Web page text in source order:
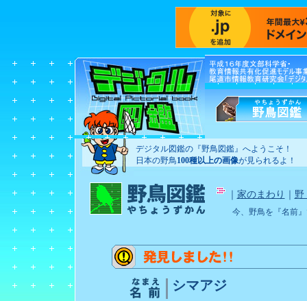
デジタル図鑑の『野鳥図鑑』へようこそ！
日本の野鳥100種以上の画像が見られるよ！
家のまわり
今、野鳥を『名前
シマアジ